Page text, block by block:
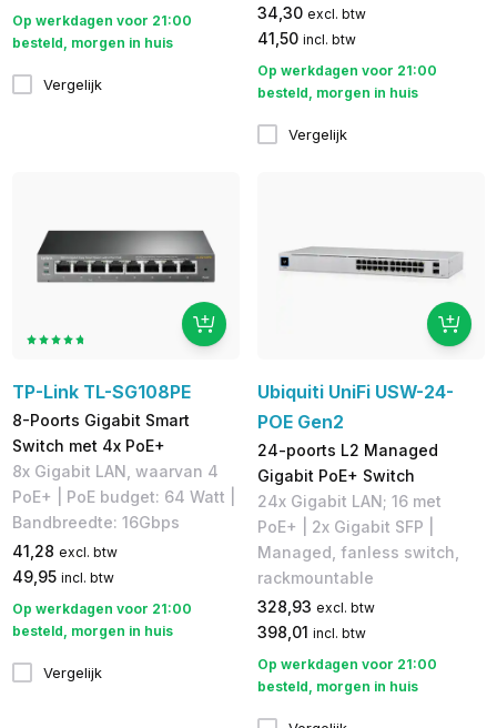
Op werkdagen voor 21:00
besteld, morgen in huis
Vergelijk
34,30 excl. btw
41,50 incl. btw
Op werkdagen voor 21:00
besteld, morgen in huis
Vergelijk
TP-Link TL-SG108PE
8-Poorts Gigabit Smart
Switch met 4x PoE+
​8x Gigabit LAN, waarvan 4
PoE+ | PoE budget: 64 Watt |
Bandbreedte: 16Gbps
41,28 excl. btw
49,95 incl. btw
Op werkdagen voor 21:00
besteld, morgen in huis
Vergelijk
Ubiquiti UniFi USW-24-
POE Gen2
24-poorts L2 Managed
Gigabit PoE+ Switch
24x Gigabit LAN; 16 met
PoE+ | 2x Gigabit SFP | ​
Managed, fanless switch,
rackmountable
328,93 excl. btw
398,01 incl. btw
Op werkdagen voor 21:00
besteld, morgen in huis